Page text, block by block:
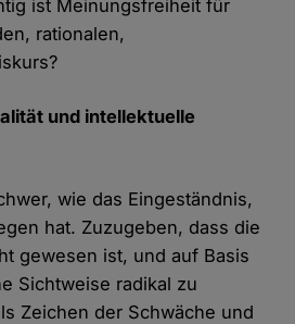
ist Meinungsfreiheit für
rationalen,
und intellektuelle
wie das Eingeständnis,
hat. Zuzugeben, dass die
gewesen ist, und auf Basis
Sichtweise radikal zu
Zeichen der Schwäche und